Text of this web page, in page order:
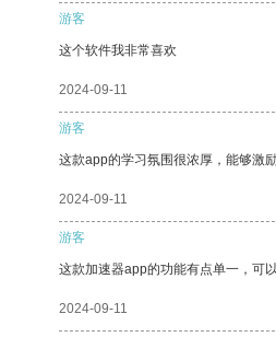
游客
这个软件我非常喜欢
2024-09-11
游客
这款app的学习氛围很浓厚，能够激
2024-09-11
游客
这款加速器app的功能有点单一，可
2024-09-11